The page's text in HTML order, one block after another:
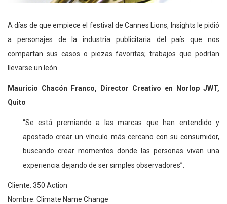
A días de que empiece el festival de Cannes Lions, Insights le pidió
a personajes de la industria publicitaria del país que nos
compartan sus casos o piezas favoritas; trabajos que podrían
llevarse un león.
Mauricio Chacón Franco, Director Creativo en Norlop JWT,
Quito
“Se está premiando a las marcas que han entendido y
apostado crear un vínculo más cercano con su consumidor,
buscando crear momentos donde las personas vivan una
experiencia dejando de ser simples observadores”.
Cliente: 350 Action
Nombre: Climate Name Change